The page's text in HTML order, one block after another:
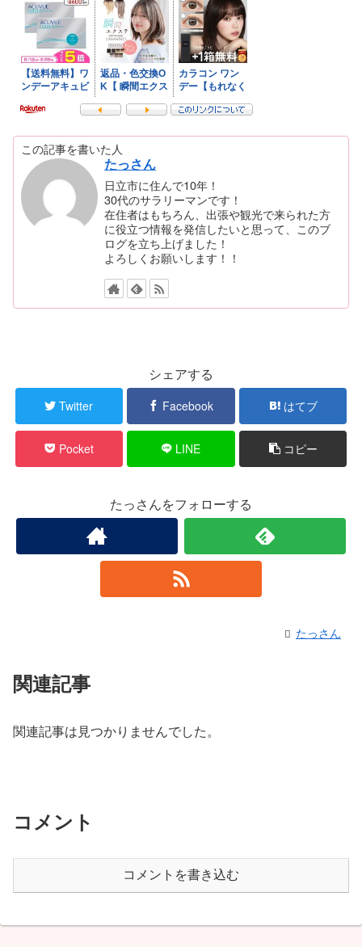
この記事を書いた人
たっさん
日立市に住んで10年！
30代のサラリーマンです！
在住者はもちろん、出張や観光で来られた方
に役立つ情報を発信したいと思って、このブ
ログを立ち上げました！
よろしくお願いします！！
シェアする
Twitter Facebook はてブ
Pocket LINE コピー
たっさんをフォローする
たっさん
関連記事
関連記事は見つかりませんでした。
コメント
コメントを書き込む